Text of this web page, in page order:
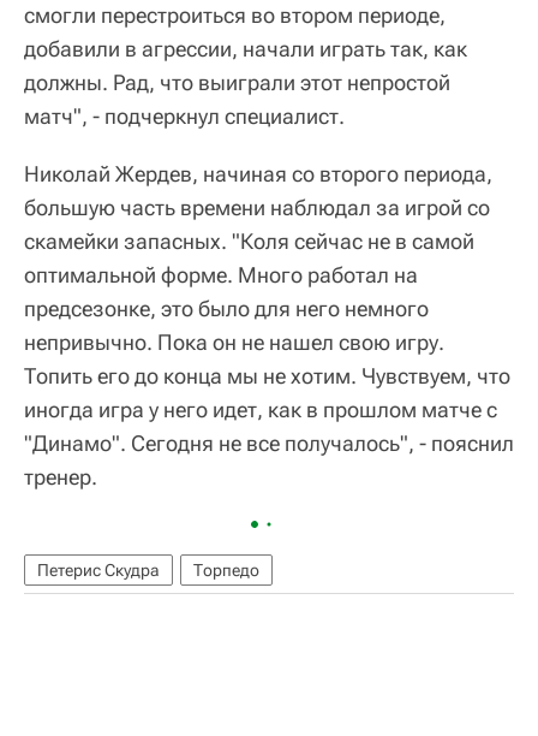
смогли перестроиться во втором периоде,
добавили в агрессии, начали играть так, как
должны. Рад, что выиграли этот непростой
матч", - подчеркнул специалист.
Николай Жердев, начиная со второго периода,
большую часть времени наблюдал за игрой со
скамейки запасных. "Коля сейчас не в самой
оптимальной форме. Много работал на
предсезонке, это было для него немного
непривычно. Пока он не нашел свою игру.
Топить его до конца мы не хотим. Чувствуем, что
иногда игра у него идет, как в прошлом матче с
"Динамо". Сегодня не все получалось", - пояснил
тренер.
Петерис Скудра Торпедо